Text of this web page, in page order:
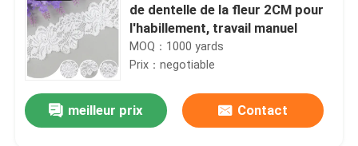
de dentelle de la fleur 2CM pour
l'habillement, travail manuel
MOQ：1000 yards
Prix：negotiable
meilleur prix Contact